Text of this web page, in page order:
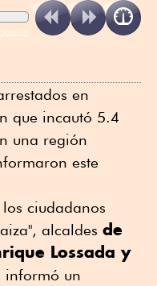
en
que incautó 5.4
una región
este
ciudadanos
alcaldes de
Lossada y
informó un